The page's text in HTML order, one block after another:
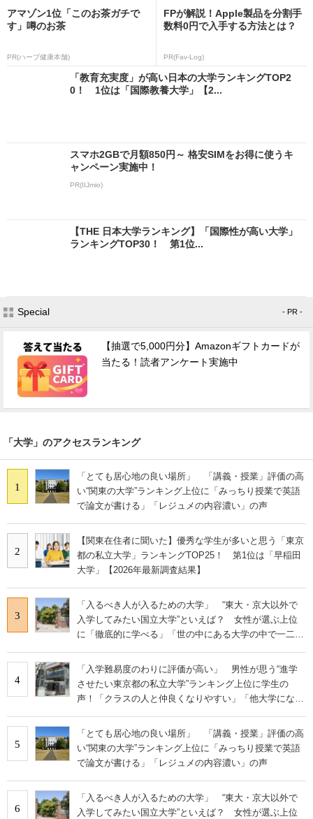
アマゾン1位「このお茶ガチで
す」噂のお茶
PR(ハーブ健康本舗)
FPが解説！Apple製品を分割手
数料0円で入手する方法とは？
PR(Fav-Log)
「教育充実度」が高い日本の大学ランキングTOP2
0！ 1位は「国際教養大学」【2...
スマホ2GBで月額850円～ 格安SIMをお得に使うキ
ャンペーン実施中！
PR(IIJmio)
【THE 日本大学ランキング】「国際性が高い大学」
ランキングTOP30！ 第1位...
Special - PR -
【抽選で5,000円分】Amazonギフトカードが
当たる！読者アンケート実施中
「大学」のアクセスランキング
1
「とても居心地の良い場所」 「講義・授業」評価の高
い“関東の大学”ランキング上位に「みっちり授業で英語
で論文が書ける」「レジュメの内容濃い」の声
2
【関東在住者に聞いた】優秀な学生が多いと思う「東京
都の私立大学」ランキングTOP25！ 第1位は「早稲田
大学」【2026年最新調査結果】
3
「入るべき人が入るための大学」 “東大・京大以外で
入学してみたい国立大学”といえば？ 女性が選ぶ上位
に「徹底的に学べる」「世の中にある大学の中で一二を
4
「入学難易度のわりに評価が高い」 男性が思う“進学
させたい東京都の私立大学”ランキング上位に学生の
声！「クラスの人と仲良くなりやすい」「他大学にない
5
「とても居心地の良い場所」 「講義・授業」評価の高
い“関東の大学”ランキング上位に「みっちり授業で英語
で論文が書ける」「レジュメの内容濃い」の声
6
「入るべき人が入るための大学」 “東大・京大以外で
入学してみたい国立大学”といえば？ 女性が選ぶ上位